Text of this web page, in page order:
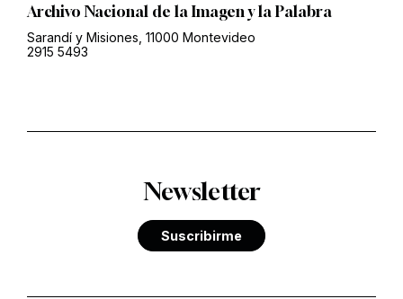
Archivo Nacional de la Imagen y la Palabra
Sarandí y Misiones, 11000 Montevideo
2915 5493
Newsletter
Suscribirme